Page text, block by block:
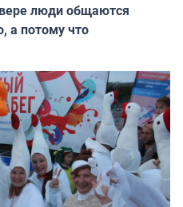
люди общаются
а потому что